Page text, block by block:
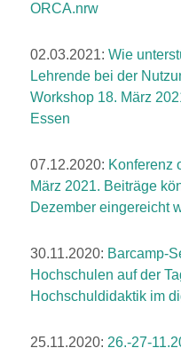
ORCA.nrw
02.03.2021:Wie
Lehrende bei der
Workshop 18. März
Essen
07.12.2020: Konferenz
März 2021. Beiträge
Dezember eingereicht
30.11.2020: Barcamp-
Hochschulen auf der
Hochschuldidaktik im
25.11.2020: 26.-27-